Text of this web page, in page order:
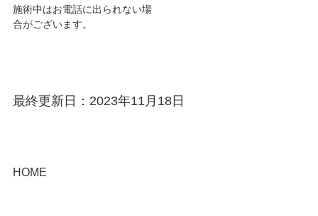
施術中はお電話に出られない場
合がございます。
最終更新日：2023年11月18日
HOME